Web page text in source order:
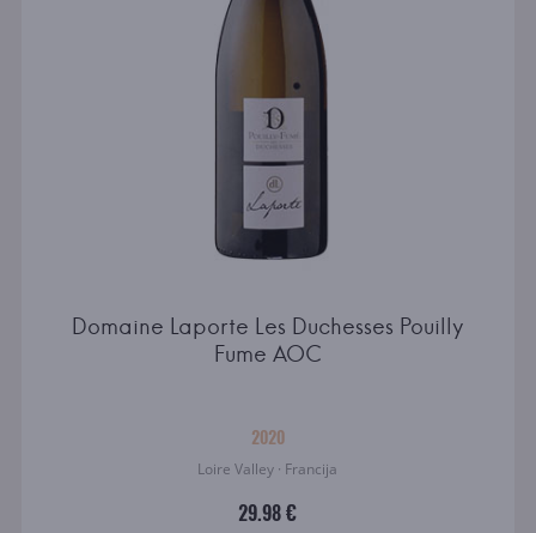
Domaine Laporte Les Duchesses Pouilly
Fume AOC
2020
Loire Valley · Francija
29.98 €